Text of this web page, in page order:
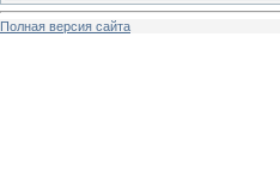
Полная версия сайта